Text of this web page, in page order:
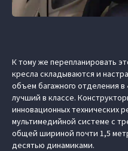
К тому же перепланировать
кресла складываются и
объем багажного отделения в
лучший в классе.
инновационных технических
мультимедийной системе с
общей шириной почти 1,5
десятью динамиками.